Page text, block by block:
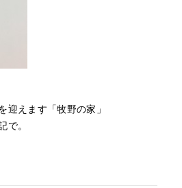
迎えます「牧野の家」
で。